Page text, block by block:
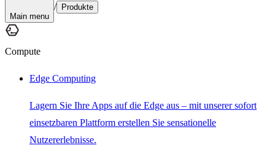
Main menu
/ Produkte
Compute
Edge Computing
Lagern Sie Ihre Apps auf die Edge aus – mit unserer sofort
einsetzbaren Plattform erstellen Sie sensationelle
Nutzererlebnisse.